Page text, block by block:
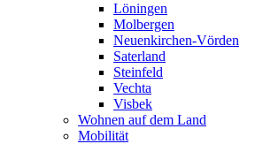
Löningen
Molbergen
Neuenkirchen-Vörden
Saterland
Steinfeld
Vechta
Visbek
Wohnen auf dem Land
Mobilität